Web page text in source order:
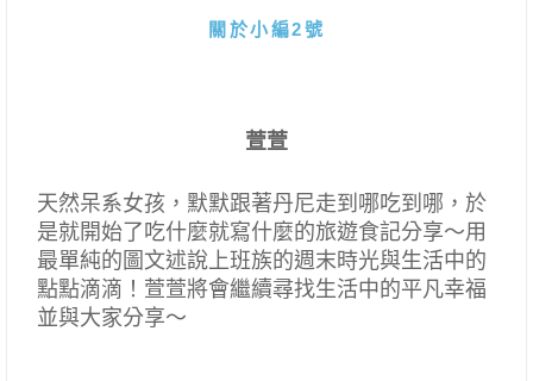
關於小編2號
萱萱
天然呆系女孩，默默跟著丹尼走到哪吃到哪，於
是就開始了吃什麼就寫什麼的旅遊食記分享～用
最單純的圖文述說上班族的週末時光與生活中的
點點滴滴！萱萱將會繼續尋找生活中的平凡幸福
並與大家分享～